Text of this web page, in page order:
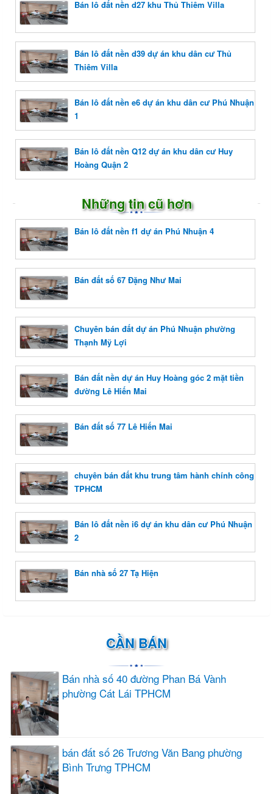
Bán lô đất nền d27 khu Thủ Thiêm Villa
Bán lô đất nền d39 dự án khu dân cư Thủ
Thiêm Villa
Bán lô đất nền e6 dự án khu dân cư Phú Nhuận
1
Bán lô đất nền Q12 dự án khu dân cư Huy
Hoàng Quận 2
Những tin cũ hơn
Bán lô đất nền f1 dự án Phú Nhuận 4
Bán đất số 67 Đặng Như Mai
Chuyên bán đất dự án Phú Nhuận phường
Thạnh Mỹ Lợi
Bán đất nền dự án Huy Hoàng góc 2 mặt tiền
đường Lê Hiến Mai
Bán đất số 77 Lê Hiến Mai
chuyên bán đất khu trung tâm hành chính công
TPHCM
Bán lô đất nền i6 dự án khu dân cư Phú Nhuận
2
Bán nhà số 27 Tạ Hiện
CẦN BÁN
Bán nhà số 40 đường Phan Bá Vành
phường Cát Lái TPHCM
bán đất số 26 Trương Văn Bang phường
Bình Trưng TPHCM